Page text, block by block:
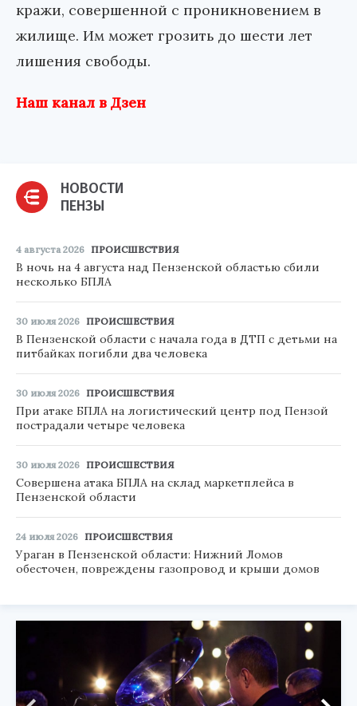
кражи, совершенной с проникновением в
жилище. Им может грозить до шести лет
лишения свободы.
Наш канал в Дзен
НОВОСТИ
ПЕНЗЫ
4 августа 2026 ПРОИСШЕСТВИЯ
В ночь на 4 августа над Пензенской областью сбили
несколько БПЛА
30 июля 2026 ПРОИСШЕСТВИЯ
В Пензенской области с начала года в ДТП с детьми на
питбайках погибли два человека
30 июля 2026 ПРОИСШЕСТВИЯ
При атаке БПЛА на логистический центр под Пензой
пострадали четыре человека
30 июля 2026 ПРОИСШЕСТВИЯ
Совершена атака БПЛА на склад маркетплейса в
Пензенской области
24 июля 2026 ПРОИСШЕСТВИЯ
Ураган в Пензенской области: Нижний Ломов
обесточен, повреждены газопровод и крыши домов